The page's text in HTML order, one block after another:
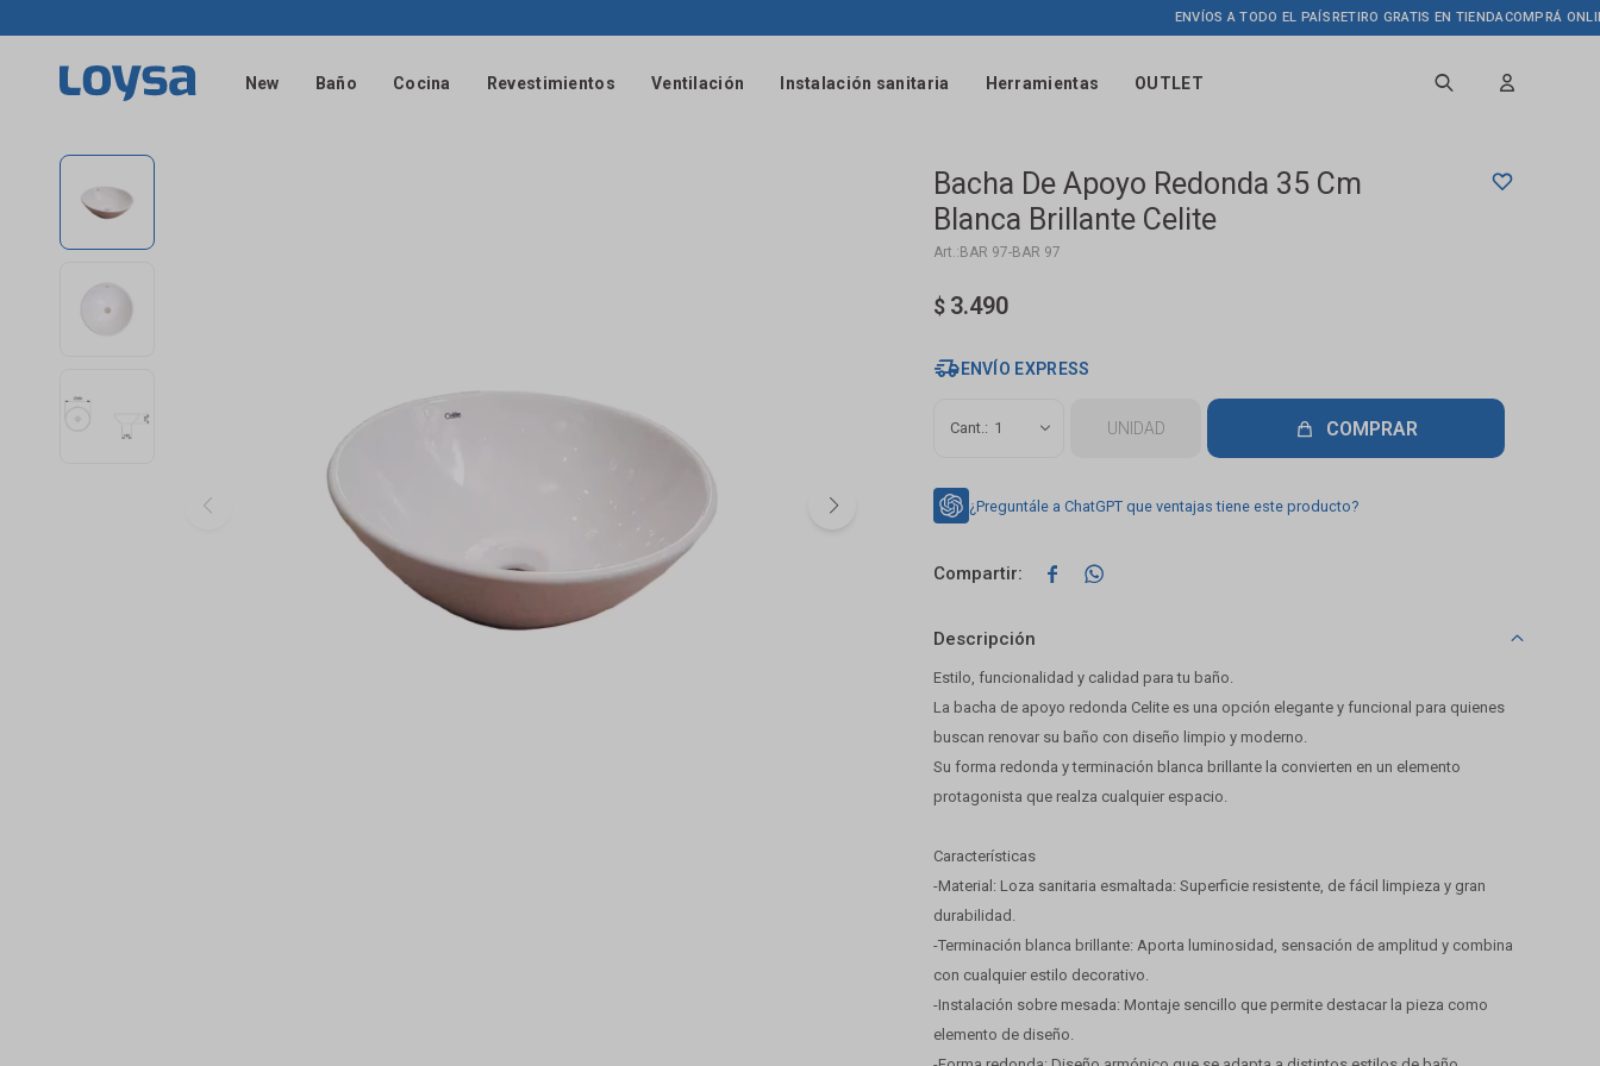
New Baño Cocina Revestimientos Ventilación Instalación sanitaria Herramientas OUTLET
ENVÍOS A TODO EL PAÍSRETIRO GRATIS EN TIENDACOMPRÁ ONLINE
Bacha De Apoyo Redonda 35 Cm
Blanca Brillante Celite
BAR 97-BAR 97
$ 3.490
ENVÍO EXPRESS
1 UNIDAD COMPRAR
¿Preguntále a ChatGPT que ventajas tiene este producto?
 
Descripción
Estilo, funcionalidad y calidad para tu baño.
La bacha de apoyo redonda Celite es una opción elegante y funcional para quienes
buscan renovar su baño con diseño limpio y moderno.
Su forma redonda y terminación blanca brillante la convierten en un elemento
protagonista que realza cualquier espacio.
Características
-Material: Loza sanitaria esmaltada: Superficie resistente, de fácil limpieza y gran
durabilidad.
-Terminación blanca brillante: Aporta luminosidad, sensación de amplitud y combina
con cualquier estilo decorativo.
-Instalación sobre mesada: Montaje sencillo que permite destacar la pieza como
elemento de diseño.